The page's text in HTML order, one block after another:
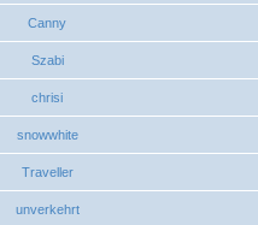
Canny
Szabi
chrisi
snowwhite
Traveller
unverkehrt